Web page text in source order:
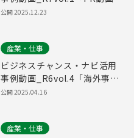
作先探しで活用」
公開2025.12.23
産業・仕事
ビジネスチャンス・ナビ活用
事例動画_R6vol.4「海外事業
の協業先探しで活用」
公開2025.04.16
産業・仕事